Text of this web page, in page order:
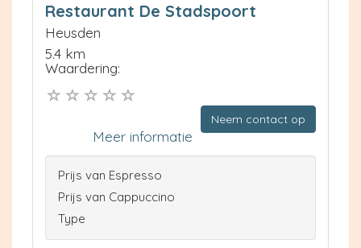
Restaurant De Stadspoort
Heusden
5.4 km
Waardering:
Neem contact op
Meer informatie
Prijs van Espresso
Prijs van Cappuccino
Type